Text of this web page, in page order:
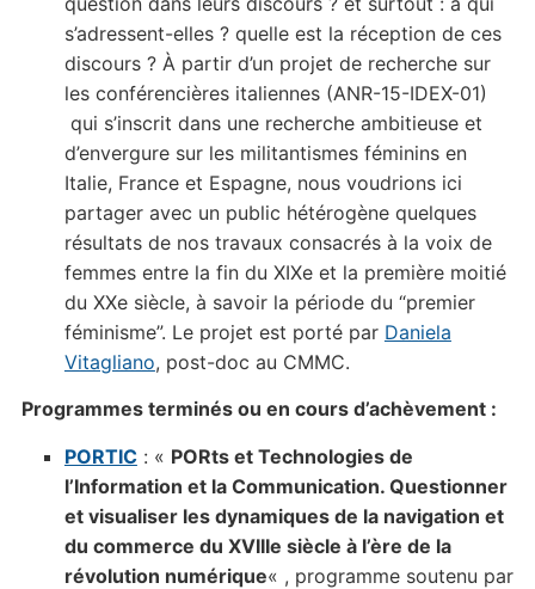
s’adressent-elles ? quelle est la réception de ces
discours ? À partir d’un projet de recherche sur
les conférencières italiennes (ANR-15-IDEX-01)
qui s’inscrit dans une recherche ambitieuse et
d’envergure sur les militantismes féminins en
Italie, France et Espagne, nous voudrions ici
partager avec un public hétérogène quelques
résultats de nos travaux consacrés à la voix de
femmes entre la fin du XIXe et la première moitié
du XXe siècle, à savoir la période du “premier
féminisme”. Le projet est porté par Daniela
Vitagliano, post-doc au CMMC.
Programmes terminés ou en cours d’achèvement :
PORTIC: « PORts et Technologies de
l’Information et la Communication. Questionner
et visualiser les dynamiques de la navigation et
du commerce du XVIIIe siècle à l’ère de la
révolution numérique« , programme soutenu par